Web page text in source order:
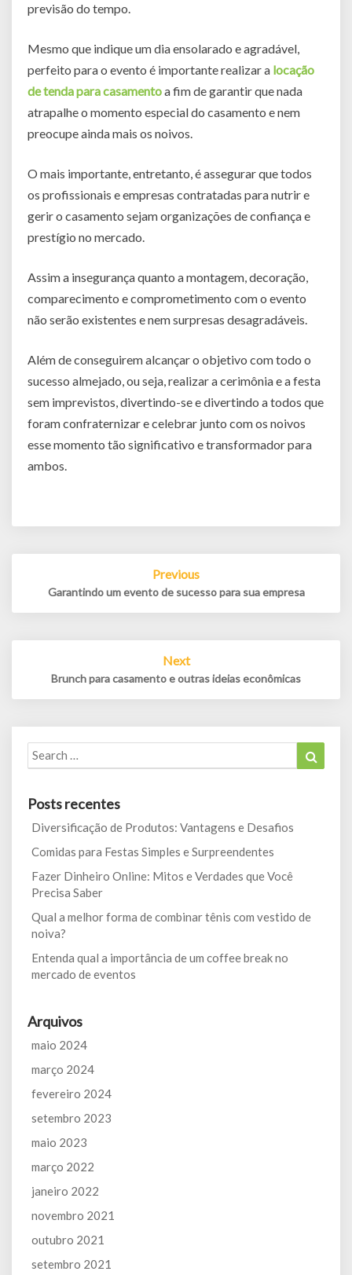
previsão do tempo.
Mesmo que indique um dia ensolarado e agradável,
perfeito para o evento é importante realizar a locação
de tenda para casamentoa fim de garantir que nada
atrapalhe o momento especial do casamento e nem
preocupe ainda mais os noivos.
O mais importante, entretanto, é assegurar que todos
os profissionais e empresas contratadas para nutrir e
gerir o casamento sejam organizações de confiança e
prestígio no mercado.
Assim a insegurança quanto a montagem, decoração,
comparecimento e comprometimento com o evento
não serão existentes e nem surpresas desagradáveis.
Além de conseguirem alcançar o objetivo com todo o
sucesso almejado, ou seja, realizar a cerimônia e a festa
sem imprevistos, divertindo-se e divertindo a todos que
foram confraternizar e celebrar junto com os noivos
esse momento tão significativo e transformador para
ambos.
Previous
Garantindo um evento de sucesso para sua empresa
Next
Brunch para casamento e outras ideias econômicas
Search
for:
Posts recentes
Diversificação de Produtos: Vantagens e Desafios
Comidas para Festas Simples e Surpreendentes
Fazer Dinheiro Online: Mitos e Verdades que Você
Precisa Saber
Qual a melhor forma de combinar tênis com vestido de
noiva?
Entenda qual a importância de um coffee break no
mercado de eventos
Arquivos
maio 2024
março 2024
fevereiro 2024
setembro 2023
maio 2023
março 2022
janeiro 2022
novembro 2021
outubro 2021
setembro 2021